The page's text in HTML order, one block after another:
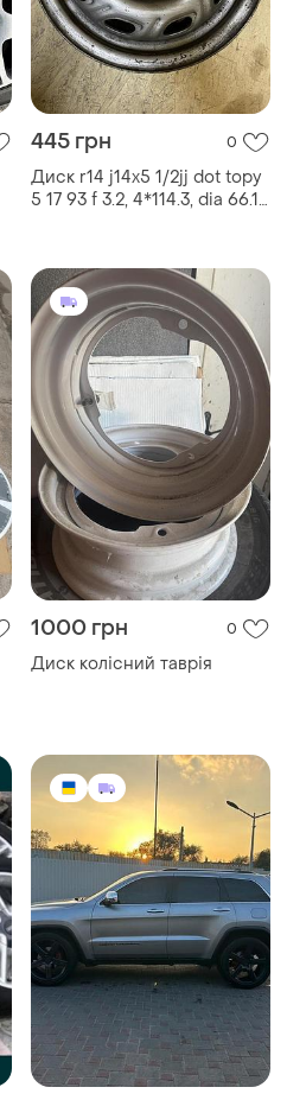
445 грн 0
Диск r14 j14x5 1/2jj dot topy
5 17 93 f 3.2, 4*114.3, dia 66.1
1000 грн 0
Диск колісний таврія